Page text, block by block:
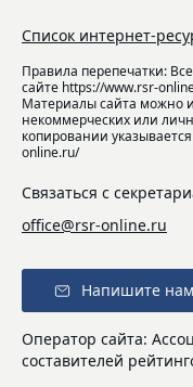
Список интернет-
Правила перепечатки:
сайте https://www.rsr-
Материалы сайта можно
некоммерческих или
копировании
online.ru/
Связаться с
office@rsr-online.ru
Напишите нам
Оператор сайта:
составителей